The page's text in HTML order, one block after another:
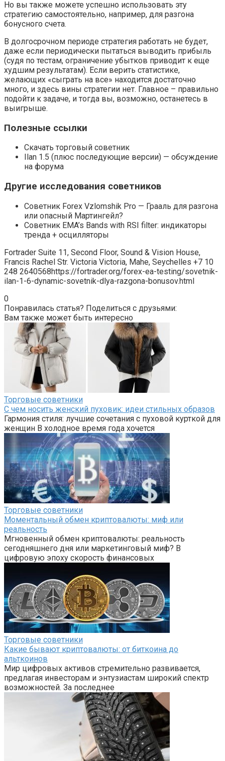
Но вы также можете успешно использовать эту
стратегию самостоятельно, например, для разгона
бонусного счета.
В долгосрочном периоде стратегия работать не будет,
даже если периодически пытаться выводить прибыль
(судя по тестам, ограничение убытков приводит к еще
худшим результатам). Если верить статистике,
желающих «сыграть на все» находится достаточно
много, и здесь вины стратегии нет. Главное – правильно
подойти к задаче, и тогда вы, возможно, останетесь в
выигрыше.
Полезные ссылки
Скачать торговый советник
Ilan 1.5 (плюс последующие версии) — обсуждение
на форума
Другие исследования советников
Советник Forex Vzlomshik Pro — Грааль для разгона
или опасный Мартингейл?
Советник EMA’s Bands with RSI filter: индикаторы
тренда + осцилляторы
Fortrader Suite 11, Second Floor, Sound & Vision House,
Francis Rachel Str. Victoria Victoria, Mahe, Seychelles +7 10
248 2640568https://fortrader.org/forex-ea-testing/sovetnik-
ilan-1-6-dynamic-sovetnik-dlya-razgona-bonusov.html
0
Понравилась статья? Поделиться с друзьями:
Вам также может быть интересно
Торговые советники
С чем носить женский пуховик: идеи стильных образов
Гармония стиля: лучшие сочетания с пуховой курткой для
женщин В холодное время года хочется
Торговые советники
Моментальный обмен криптовалюты: миф или
реальность
Мгновенный обмен криптовалюты: реальность
сегодняшнего дня или маркетинговый миф? В
цифровую эпоху скорость финансовых
Торговые советники
Какие бывают криптовалюты: от биткоина до
альткоинов
Мир цифровых активов стремительно развивается,
предлагая инвесторам и энтузиастам широкий спектр
возможностей. За последнее